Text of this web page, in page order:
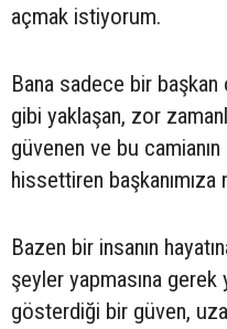
açmak istiyorum.
Bana sadece bir
gibi yaklaşan, zor
güvenen ve bu
hissettiren
Bazen bir insanın
şeyler yapmasına
gösterdiği bir güven,